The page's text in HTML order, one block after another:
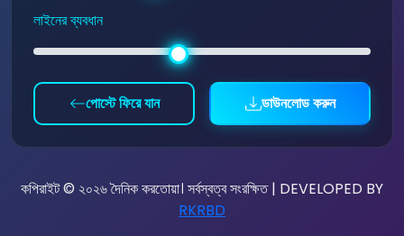
লাইনের ব্যবধান
পোস্টে ফিরে যান ডাউনলোড করুন
কপিরাইট © ২০২৬ দৈনিক করতোয়া। সর্বস্বত্ব সংরক্ষিত | DEVELOPED BY
RKRBD